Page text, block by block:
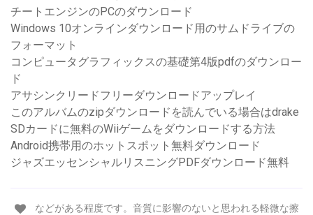
チートエンジンのPCのダウンロード
Windows 10オンラインダウンロード用のサムドライブの
フォーマット
コンピュータグラフィックスの基礎第4版pdfのダウンロー
ド
アサシンクリードフリーダウンロードアップレイ
このアルバムのzipダウンロードを読んでいる場合はdrake
SDカードに無料のWiiゲームをダウンロードする方法
Android携帯用のホットスポット無料ダウンロード
ジャズエッセンシャルリスニングPDFダウンロード無料
などがある程度です。音質に影響のないと思われる軽微な擦